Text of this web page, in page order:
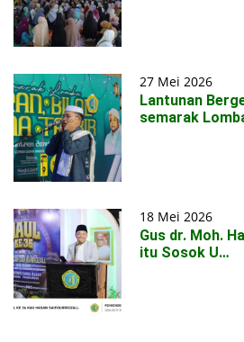
27 Mei 2026
Lantunan
semarak
18 Mei 2026
Gus dr. Moh.
itu Sosok U…